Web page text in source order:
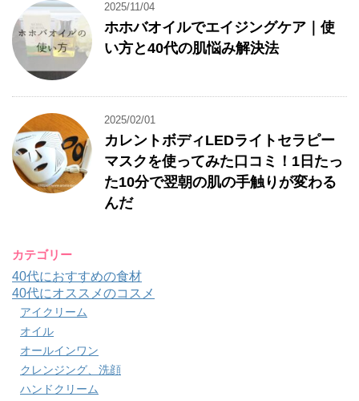
2025/11/04
ホホバオイルでエイジングケア｜使
い方と40代の肌悩み解決法
2025/02/01
カレントボディLEDライトセラピー
マスクを使ってみた口コミ！1日たっ
た10分で翌朝の肌の手触りが変わる
んだ
カテゴリー
40代におすすめの食材
40代にオススメのコスメ
アイクリーム
オイル
オールインワン
クレンジング、洗顔
ハンドクリーム